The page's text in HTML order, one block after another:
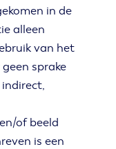
in de
alleen
van het
sprake
of beeld
is een